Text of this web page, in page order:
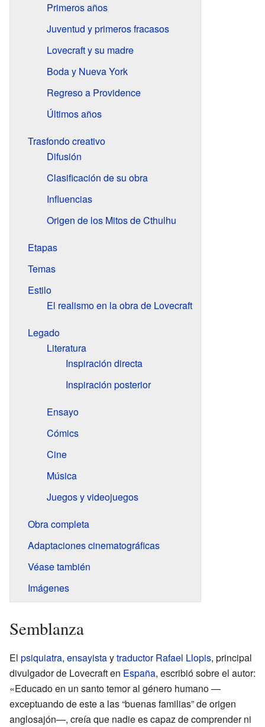
Primeros años
Juventud y primeros fracasos
Lovecraft y su madre
Boda y Nueva York
Regreso a Providence
Últimos años
Trasfondo creativo
Difusión
Clasificación de su obra
Influencias
Origen de los Mitos de Cthulhu
Etapas
Temas
Estilo
El realismo en la obra de Lovecraft
Legado
Literatura
Inspiración directa
Inspiración posterior
Ensayo
Cómics
Cine
Música
Juegos y videojuegos
Obra completa
Adaptaciones cinematográficas
Véase también
Imágenes
Semblanza
El psiquiatra, ensayistaytraductor Rafael Llopis, principal
divulgador de Lovecraft en España, escribió sobre el autor:
«Educado en un santo temor al género humano —
exceptuando de este a las “buenas familias” de origen
anglosajón—, creía que nadie es capaz de comprender ni